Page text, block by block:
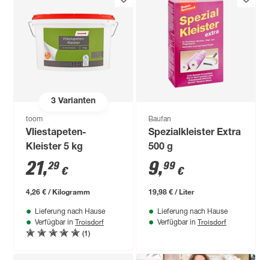
3Varianten
toom
Vliestapeten-
Kleister 5 kg
21,29 €
4,26 € / Kilogramm
Lieferung nach Hause
Verfügbar in Troisdorf
(1)
Baufan
Spezialkleister Extra
500 g
9,99 €
19,98 € / Liter
Lieferung nach Hause
Verfügbar in Troisdorf